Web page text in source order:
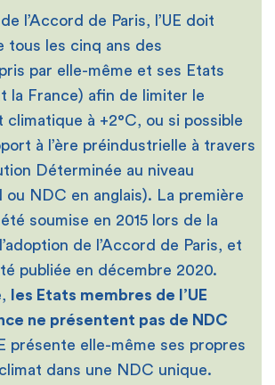
l’Accord de Paris, l’UE doit
tous les cinq ans des
par elle-même et ses Etats
la France) afin de limiter le
à +2°C, ou si possible
à l’ère préindustrielle à travers
Déterminée au niveau
ou NDC en anglais). La première
soumise en 2015 lors de la
de l’Accord de Paris, et
publiée en décembre 2020.
les Etats membres de l’UE
ne présentent pas de NDC
présente elle-même ses propres
dans une NDC unique.